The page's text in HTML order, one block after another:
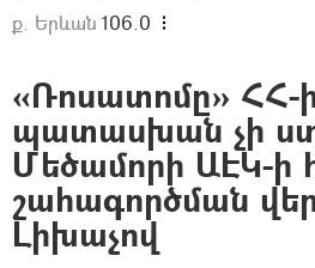
ք. Երևան 106.0
«Ռոսատոմը» ՀՀ-
պատասխան չի
Մեծամորի ԱԷԿ-
շահագործման
Լիխաչով